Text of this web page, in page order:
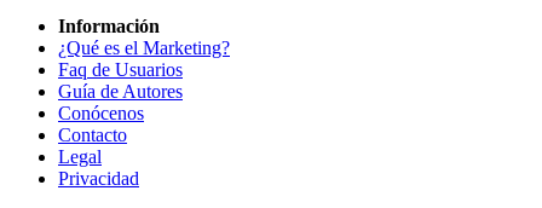
Información
¿Qué es el Marketing?
Faq de Usuarios
Guía de Autores
Conócenos
Contacto
Legal
Privacidad